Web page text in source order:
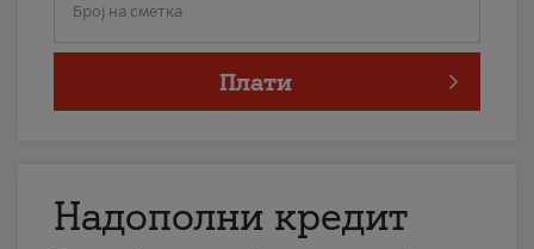
Број на сметка
Плати
Надополни кредит